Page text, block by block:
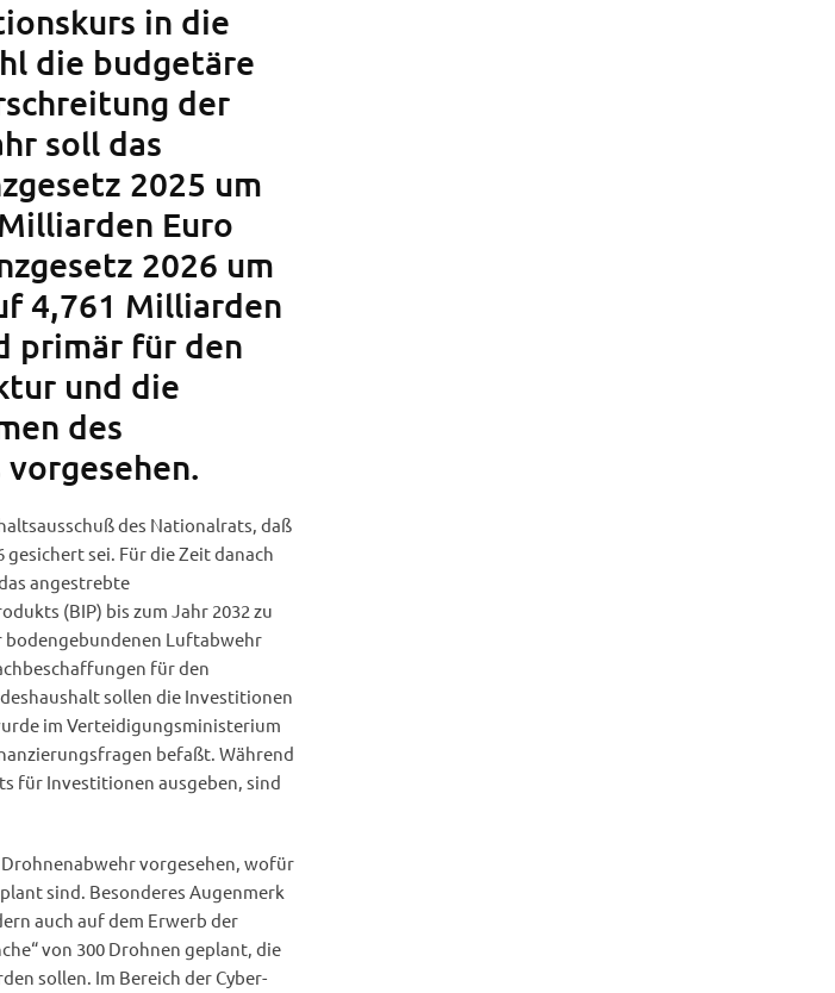
in die
die budgetäre
der
soll das
2025 um
Euro
2026 um
4,761 Milliarden
primär für den
und die
des
des Nationalrats, daß
sei. Für die Zeit danach
angestrebte
(BIP) bis zum Jahr 2032 zu
bodengebundenen Luftabwehr
für den
sollen die Investitionen
im Verteidigungsministerium
befaßt. Während
für Investitionen ausgeben, sind
vorgesehen, wofür
sind. Besonderes Augenmerk
auch auf dem Erwerb der
von 300 Drohnen geplant, die
sollen. Im Bereich der Cyber-